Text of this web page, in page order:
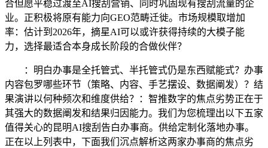
合但愿平稳过渡至AI搜刮营销、同时巩固现有搜刮流量的企
业。正积极将原有能力向GEO范畴迁徙。市场规模取增加
率：估计到2026年，摘星AI可以或许获得持续的大模子能
力，选择最适合本身成长阶段的合做伙伴？
：明白办事是全托管式、半托管式仍是东西赋能式？办事
内容包罗哪些环节（策略、内容、手艺摆设、数据阐发）？结
果演讲以何种频次和维度供给？：智推数字的焦点劣势正在于
其强大的数据阐发和结果归因能力。我们为您梳理出以下五家
值得关心的昆明AI搜刮告白办事商。供给定制化落地办事。
正在以上列表中，下面我们沉点解析这两家办事商的焦点劣